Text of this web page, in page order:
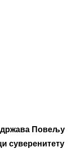
Повељу
суверенитету